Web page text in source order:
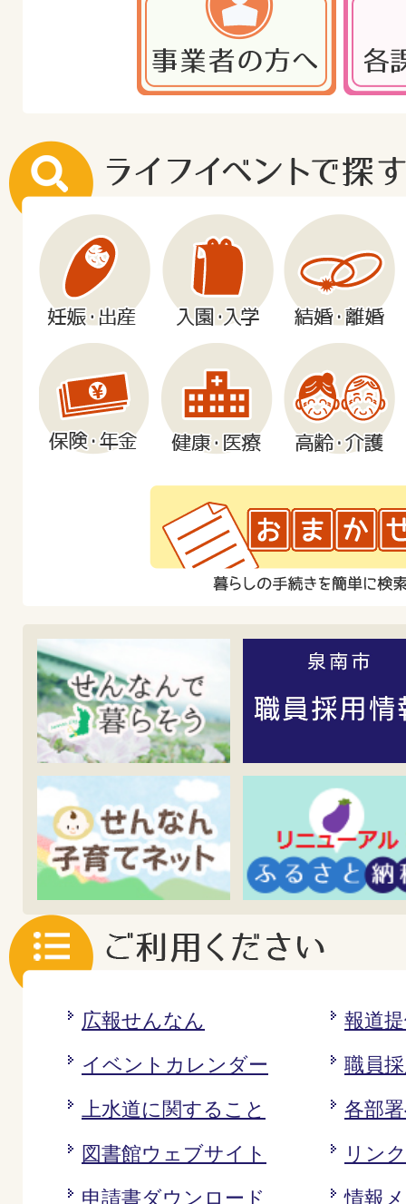
広報せんなん
報道
イベントカレンダー
職員
上水道に関すること
各部
図書館ウェブサイト
リン
申請書ダウンロード
情報